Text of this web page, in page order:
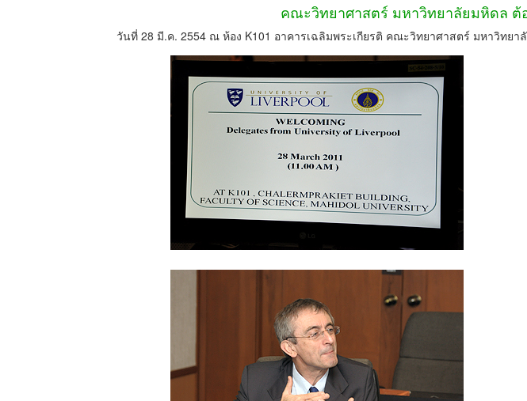
คณะวิทยาศาสตร์ มหาวิทยาลัยมหิดล
วันที่ 28 มี.ค. 2554 ณ ห้อง K101 อาคารเฉลิมพระเกียรติ คณะวิทยาศาสตร์ มหาวิทย